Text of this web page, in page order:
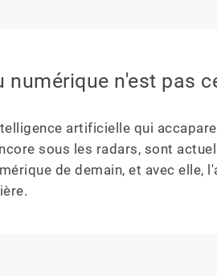
numérique n'est pas
artificielle qui
sous les radars, sont
de demain, et avec